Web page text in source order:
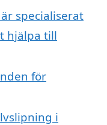
specialiserat
hjälpa till
för
i